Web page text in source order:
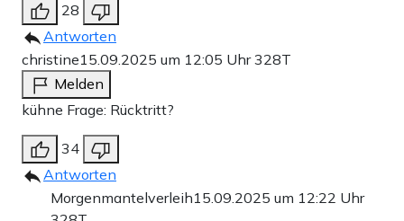
28
Antworten
christine15.09.2025 um 12:05 Uhr328T
Melden
kühne Frage: Rücktritt?
34
Antworten
Morgenmantelverleih15.09.2025 um 12:22 Uhr